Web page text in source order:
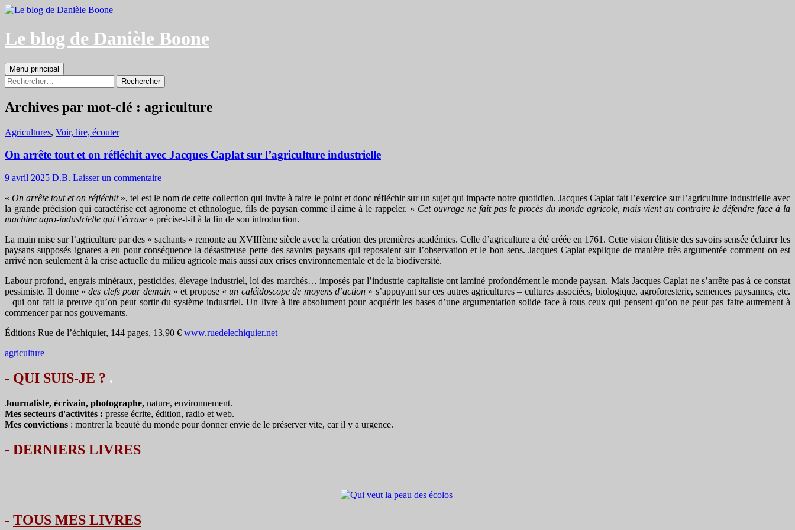
Aller
contenu
Le blog de Danièle Boone
Recherche
Menu principal
Rechercher :
Archives par mot-clé : agriculture
Agricultures, Voir, lire, écouter
On arrête tout et on réfléchit avec Jacques Caplat sur l’agriculture industrielle
9 avril 2025 D.B. Laisser un commentaire
«On arrête tout et on réfléchit», tel est le nom de cette collection qui invite à faire le point et donc réfléchir sur un sujet qui impacte notre quotidien. Jacques Caplat fait l’exercice sur l’agriculture industrielle avec
la grande précision qui caractérise cet agronome et ethnologue, fils de paysan comme il aime à le rappeler. « Cet ouvrage ne fait pas le procès du monde agricole, mais vient au contraire le défendre face à la
machine agro-industrielle qui l’écrase » précise-t-il à la fin de son introduction.
La main mise sur l’agriculture par des « sachants » remonte au XVIIIème siècle avec la création des premières académies. Celle d’agriculture a été créée en 1761. Cette vision élitiste des savoirs sensée éclairer les
paysans supposés ignares a eu pour conséquence la désastreuse perte des savoirs paysans qui reposaient sur l’observation et le bon sens. Jacques Caplat explique de manière très argumentée comment on est
arrivé non seulement à la crise actuelle du milieu agricole mais aussi aux crises environnementale et de la biodiversité.
Labour profond, engrais minéraux, pesticides, élevage industriel, loi des marchés… imposés par l’industrie capitaliste ont laminé profondément le monde paysan. Mais Jacques Caplat ne s’arrête pas à ce constat
pessimiste. Il donne «des clefs pour demain» et propose «un caléidoscope de moyens d’action» s’appuyant sur ces autres agricultures – cultures associées, biologique, agroforesterie, semences paysannes, etc.
– qui ont fait la preuve qu’on peut sortir du système industriel. Un livre à lire absolument pour acquérir les bases d’une argumentation solide face à tous ceux qui pensent qu’on ne peut pas faire autrement à
commencer par nos gouvernants.
Éditions Rue de l’échiquier, 144 pages, 13,90 € www.ruedelechiquier.net
agriculture
- QUI SUIS-JE ? .
Journaliste, écrivain, photographe, nature, environnement.
Mes secteurs d'activités : presse écrite, édition, radio et web.
Mes convictions : montrer la beauté du monde pour donner envie de le préserver vite, car il y a urgence.
- DERNIERS LIVRES
- TOUS MES LIVRES